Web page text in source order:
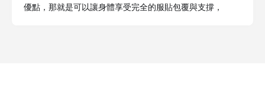
優點，那就是可以讓身體享受完全的服貼包覆與支撐，